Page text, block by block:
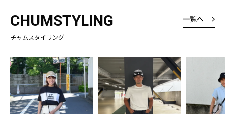
CHUMSTYLING
チャムスタイリング
一覧へ